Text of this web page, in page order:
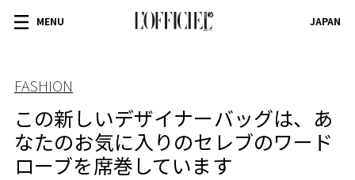
MENU JAPAN
FASHION
この新しいデザイナーバッグは、あ
なたのお気に入りのセレブのワード
ローブを席巻しています